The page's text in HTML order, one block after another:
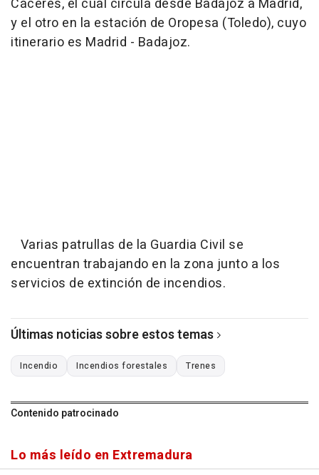
Cáceres, el cual circula desde Badajoz a Madrid,
y el otro en la estación de Oropesa (Toledo), cuyo
itinerario es Madrid - Badajoz.
Varias patrullas de la Guardia Civil se
encuentran trabajando en la zona junto a los
servicios de extinción de incendios.
Últimas noticias sobre estos temas
Incendio Incendios forestales Trenes
Contenido patrocinado
Lo más leído en Extremadura